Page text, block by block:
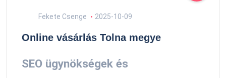
Fekete Csenge 2025-10-09
Online vásárlás Tolna megye
SEO ügynökségek és